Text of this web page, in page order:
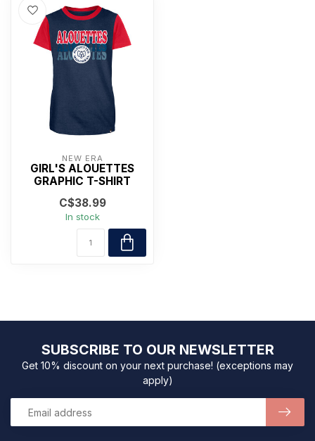
NEW ERA
GIRL'S ALOUETTES
GRAPHIC T-SHIRT
C$38.99
In stock
SUBSCRIBE TO OUR NEWSLETTER
Get 10% discount on your next purchase! (exceptions may
apply)